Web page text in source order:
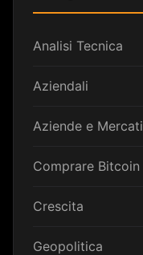
Analisi Tecnica
Aziendali
Aziende e Mercati
Comprare Bitcoin
Crescita
Geopolitica